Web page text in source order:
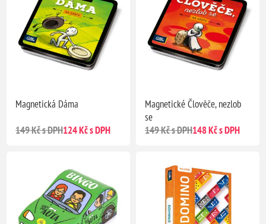
Magnetická Dáma
149 Kč s DPH124 Kč s DPH
Magnetické Člověče, nezlob
se
149 Kč s DPH148 Kč s DPH